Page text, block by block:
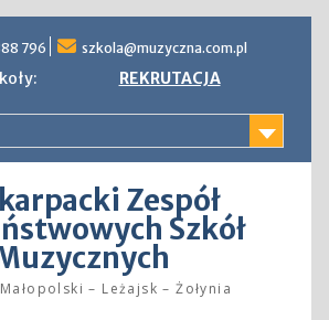
796 szkola@muzyczna.com.pl
REKRUTACJA
Zespół
Szkół
– Leżajsk – Żołynia